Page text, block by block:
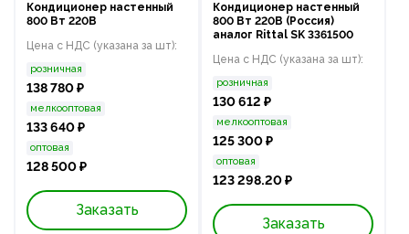
Кондиционер настенный
800 Вт 220В
Цена с НДС (указана за шт):
розничная
138 780 ₽
мелкооптовая
133 640 ₽
оптовая
128 500 ₽
Заказать
Кондиционер настенный
800 Вт 220В (Россия)
аналог Rittal SK 3361500
Цена с НДС (указана за шт):
розничная
130 612 ₽
мелкооптовая
125 300 ₽
оптовая
123 298.20 ₽
Заказать